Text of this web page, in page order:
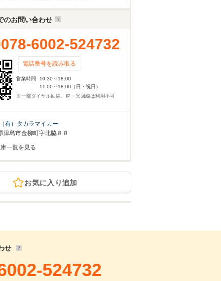
のお問い合わせ
6002-524732
電話番号を読み取る
営業時間
10:30～18:00
11:00～18:00（日・祝日）
※一部ダイヤル回線、IP・光回線は利用不可
（有）タカラマイカー
津島市金柳町字北脇８８
一覧を見る
お気に入り追加
せ
524732